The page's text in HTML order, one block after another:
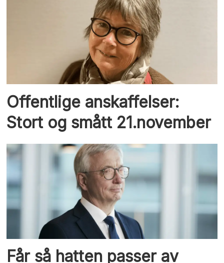
Offentlige anskaffelser:
Stort og smått 21.november
Får så hatten passer av